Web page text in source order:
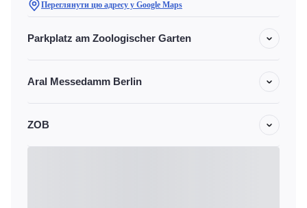
Переглянути цю адресу у Google Maps
Parkplatz am Zoologischer Garten
Aral Messedamm Berlin
ZOB